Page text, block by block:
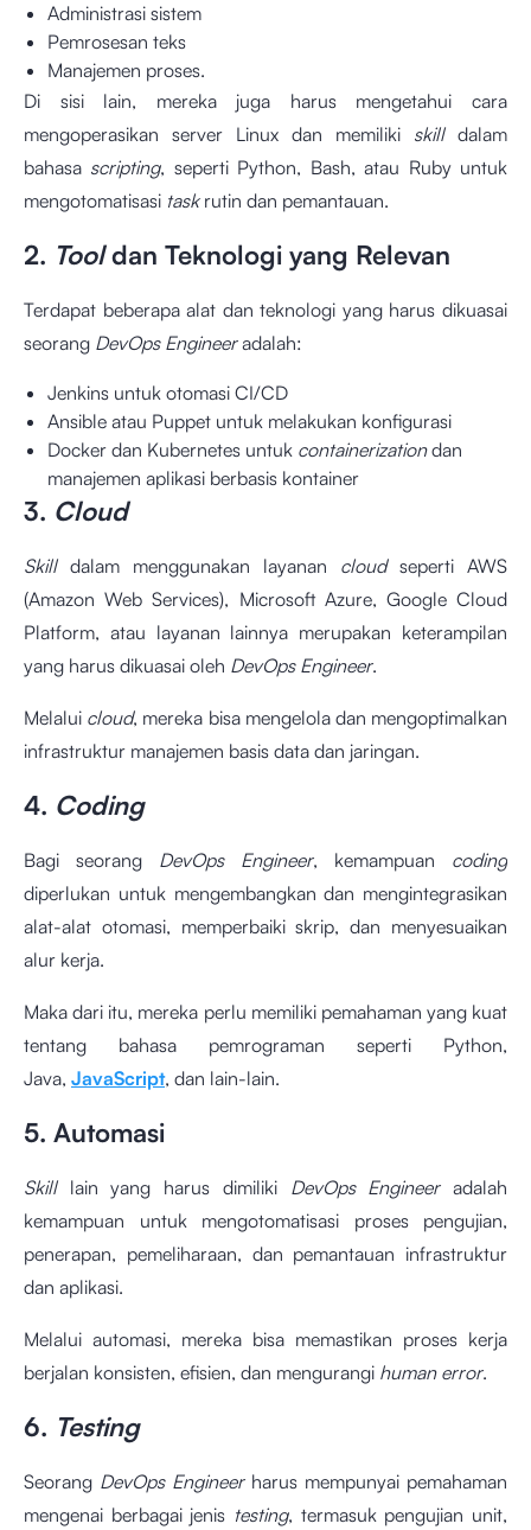
Administrasi sistem
Pemrosesan teks
Manajemen proses.
Di sisi lain, mereka juga harus mengetahui cara
mengoperasikan server Linux dan memiliki skilldalam
bahasa scripting, seperti Python, Bash, atau Ruby untuk
mengotomatisasi taskrutin dan pemantauan.
2. Tooldan Teknologi yang Relevan
Terdapat beberapa alat dan teknologi yang harus dikuasai
seorang DevOps Engineeradalah:
Jenkins untuk otomasi CI/CD
Ansible atau Puppet untuk melakukan konfigurasi
Docker dan Kubernetes untuk containerizationdan
manajemen aplikasi berbasis kontainer
3. Cloud
Skilldalam menggunakan layanan cloudseperti AWS
(Amazon Web Services), Microsoft Azure, Google Cloud
Platform, atau layanan lainnya merupakan keterampilan
yang harus dikuasai oleh DevOps Engineer.
Melalui cloud, mereka bisa mengelola dan mengoptimalkan
infrastruktur manajemen basis data dan jaringan.
4. Coding
Bagi seorang DevOps Engineer, kemampuan coding
diperlukan untuk mengembangkan dan mengintegrasikan
alat-alat otomasi, memperbaiki skrip, dan menyesuaikan
alur kerja.
Maka dari itu, mereka perlu memiliki pemahaman yang kuat
tentang bahasa pemrograman seperti Python,
Java, JavaScript, dan lain-lain.
5. Automasi
Skill lain yang harus dimiliki DevOps Engineeradalah
kemampuan untuk mengotomatisasi proses pengujian,
penerapan, pemeliharaan, dan pemantauan infrastruktur
dan aplikasi.
Melalui automasi, mereka bisa memastikan proses kerja
berjalan konsisten, efisien, dan mengurangi human error.
6. Testing
Seorang DevOps Engineerharus mempunyai pemahaman
mengenai berbagai jenis testing, termasuk pengujian unit,